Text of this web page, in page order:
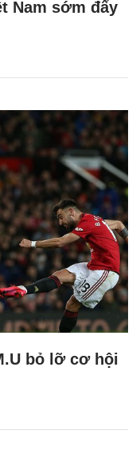
Nam sớm đẩy
bỏ lỡ cơ hội